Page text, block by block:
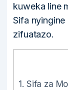
kuweka line
Sifa
zifuatazo.
1. Sifa za